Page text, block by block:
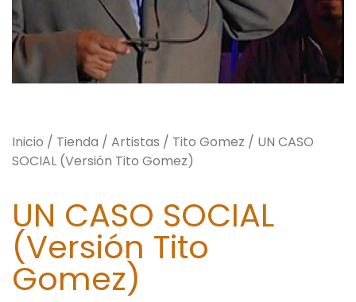
Inicio / Tienda / Artistas / Tito Gomez / UN CASO
SOCIAL (Versión Tito Gomez)
UN CASO SOCIAL
(Versión Tito
Gomez)